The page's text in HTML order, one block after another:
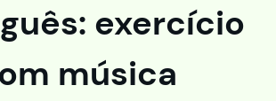
exercício
música